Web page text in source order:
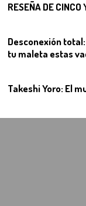
RESEÑA DE
Desconexión
tu maleta estas
Takeshi Yoro: El